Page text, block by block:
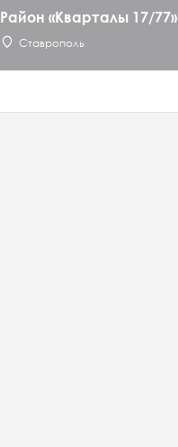
Район «Кварталы 17/77»
Ставрополь